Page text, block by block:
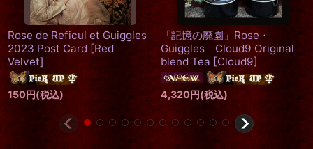
Rose de Reficul et Guiggles
2023 Post Card [Red
Velvet]
150円(税込)
「記憶の廃園」Rose・
Guiggles Cloud9 Original
blend Tea [Cloud9]
4,320円(税込)